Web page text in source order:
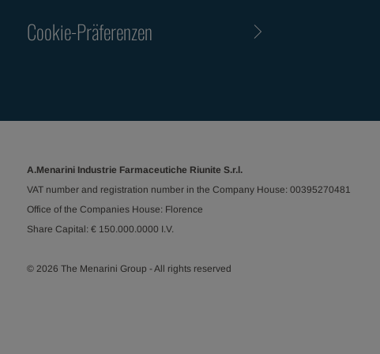
Cookie-Präferenzen
A.Menarini Industrie Farmaceutiche Riunite S.r.l.
VAT number and registration number in the Company House: 00395270481
Office of the Companies House: Florence
Share Capital: € 150.000.0000 I.V.
© 2026 The Menarini Group - All rights reserved